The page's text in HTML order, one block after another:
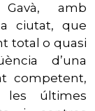
amb
ciutat, que
total o quasi
d’una
competent,
últimes